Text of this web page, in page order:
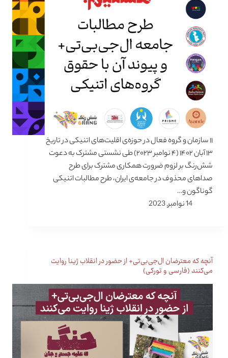
۱۱ سازمان و گروه فعال در حوزه‌ی اقلیت‌های اتنیکی در تاریخ
۱۳ آبان ۱۴۰۲ (۴ نوامبر ۲۰۲۳) طی نشستی مشترک به دعوت
شش‌رنگ بر لزوم ضرورت همکاری مشترک برای طرح
صداهای محذوف در جامعه‌ی ایران، طرح مطالبات اتنیکی
گوناگون و…
14 نوامبر, 2023
آنچه که معترضان ال‌جی‌بی‌تی+ از حضور در انقلاب ژینا روایت
می‌کنند (فارسی و تورکی)